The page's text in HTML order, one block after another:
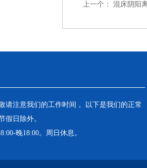
上一个： 混床阴阳
请注意我们的工作时间 。以下是我们的正常
假日除外。
晚18:00。周日休息。